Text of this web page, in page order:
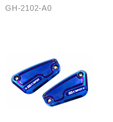
GH-2102-A0